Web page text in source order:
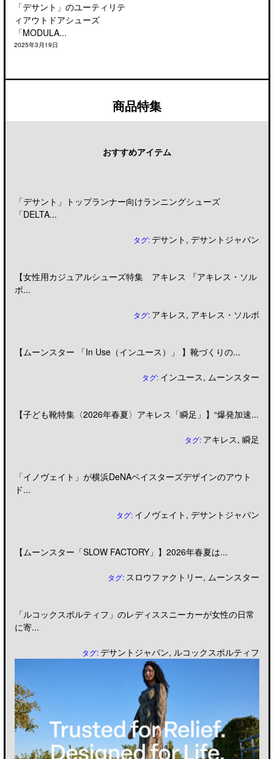
「デサント」のユーティリテ
ィアウトドアシューズ
「MODULA...
2025年3月19日
商品特集
おすすめアイテム
「デサント」トップランナー向けランニングシューズ
「DELTA...
タグ:デサント ,デサントジャパン
【女性用カジュアルシューズ特集 アキレス 『アキレス・ソル
ボ...
タグ: アキレス, アキレス・ソルボ
【ムーンスター 「In Use（インユース）」 】靴づくりの...
タグ: インユース, ムーンスター
【子ども靴特集〈2026年春夏〉アキレス「瞬足」】“爆発加速...
タグ: アキレス,瞬足
「イノヴェイト」が横浜DeNAベイスターズデザインのアウト
ド...
タグ: イノヴェイト ,デサントジャパン
【ムーンスター「SLOW FACTORY」】2026年春夏は...
タグ: スロウファクトリー, ムーンスター
「ルコックスポルティフ」のレディススニーカーが女性の日常
に寄...
タグ:デサントジャパン, ルコックスポルティフ